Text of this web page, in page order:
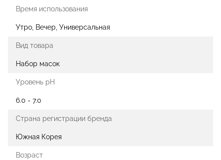
Время использования
Утро, Вечер, Универсальная
Вид товара
Набор масок
Уровень pH
6.0 - 7.0
Страна регистрации бренда
Южная Корея
Возраст